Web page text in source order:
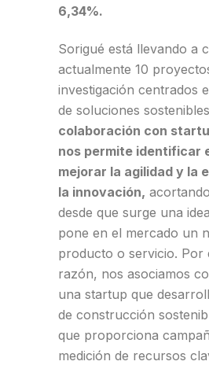
6,34%.
Sorigué está llevando a
actualmente 10
investigación centrados
de soluciones
colaboración con
nos permite identificar
mejorar la agilidad y la
la innovación,
desde que surge una
pone en el mercado un
producto o servicio. Por
razón, nos asociamos
una startup que
de construcción
que proporciona
medición de recursos